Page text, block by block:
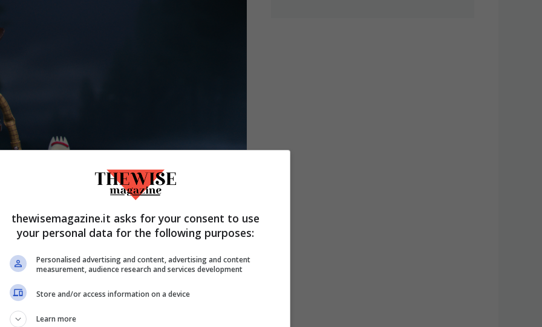
di Woody, il ruolo è stato affidato a Angelo Maggi,
thewisemagazine.it asks for your consent to use
your personal data for the following purposes:
Personalised advertising and content, advertising and content
measurement, audience research and services development
Store and/or access information on a device
Learn more